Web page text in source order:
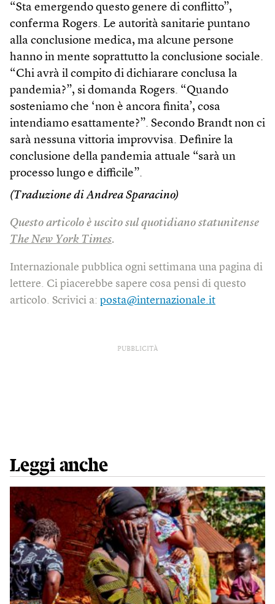
“Sta emergendo questo genere di conflitto”,
conferma Rogers. Le autorità sanitarie puntano
alla conclusione medica, ma alcune persone
hanno in mente soprattutto la conclusione sociale.
“Chi avrà il compito di dichiarare conclusa la
pandemia?”, si domanda Rogers. “Quando
sosteniamo che ‘non è ancora finita’, cosa
intendiamo esattamente?”. Secondo Brandt non ci
sarà nessuna vittoria improvvisa. Definire la
conclusione della pandemia attuale “sarà un
processo lungo e difficile”.
(Traduzione di Andrea Sparacino)
Questo articolo è uscito sul quotidiano statunitense
The New York Times.
Internazionale pubblica ogni settimana una pagina di
lettere. Ci piacerebbe sapere cosa pensi di questo
articolo. Scrivici a: posta@internazionale.it
PUBBLICITÀ
Leggi anche